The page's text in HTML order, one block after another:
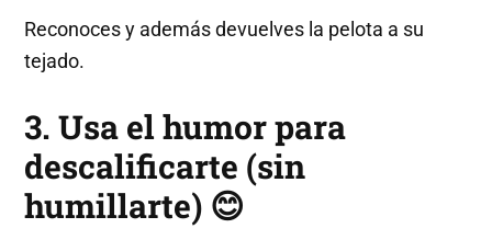
Reconoces y además devuelves la pelota a su
tejado.
3. Usa el humor para
descalificarte (sin
humillarte) 😊